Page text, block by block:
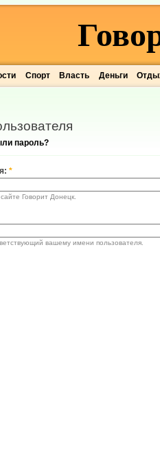
Спорт Власть Деньги
пароль?
*
Говорит Донецк.
вашему имени пользователя.